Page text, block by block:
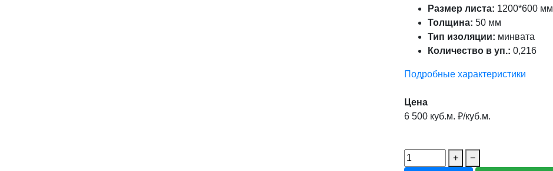
Размер листа: 1200*600 мм
Толщина: 50 мм
Тип изоляции: минвата
Количество в уп.: 0,216
Подробные характеристики
Цена
6 500 куб.м. ₽/куб.м.
+
−